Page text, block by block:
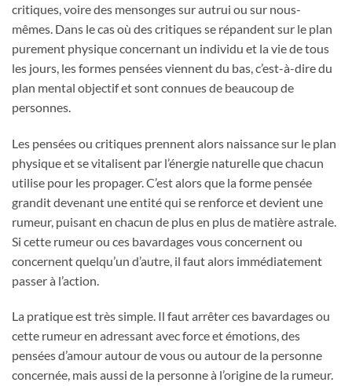
critiques, voire des mensonges sur autrui ou sur nous-
mêmes. Dans le cas où des critiques se répandent sur le plan
purement physique concernant un individu et la vie de tous
les jours, les formes pensées viennent du bas, c’est-à-dire du
plan mental objectif et sont connues de beaucoup de
personnes.
Les pensées ou critiques prennent alors naissance sur le plan
physique et se vitalisent par l’énergie naturelle que chacun
utilise pour les propager. C’est alors que la forme pensée
grandit devenant une entité qui se renforce et devient une
rumeur, puisant en chacun de plus en plus de matière astrale.
Si cette rumeur ou ces bavardages vous concernent ou
concernent quelqu’un d’autre, il faut alors immédiatement
passer à l’action.
La pratique est très simple. Il faut arrêter ces bavardages ou
cette rumeur en adressant avec force et émotions, des
pensées d’amour autour de vous ou autour de la personne
concernée, mais aussi de la personne à l’origine de la rumeur.